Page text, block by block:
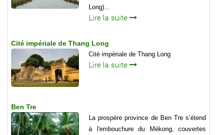
Long)...
Lire la suite
Cité impériale de Thang Long
Cité impériale de Thang Long
Lire la suite
Ben Tre
La prospère province de Ben Tre s’étend
à l'embouchure du Mékong, couvertes